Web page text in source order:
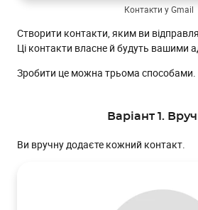
Контакти у Gmail
Створити контакти, яким ви
Ці контакти власне й будуть вашими
Зробити це можна трьома способами.
Варіант 1.
Ви вручну додаєте кожний контакт.